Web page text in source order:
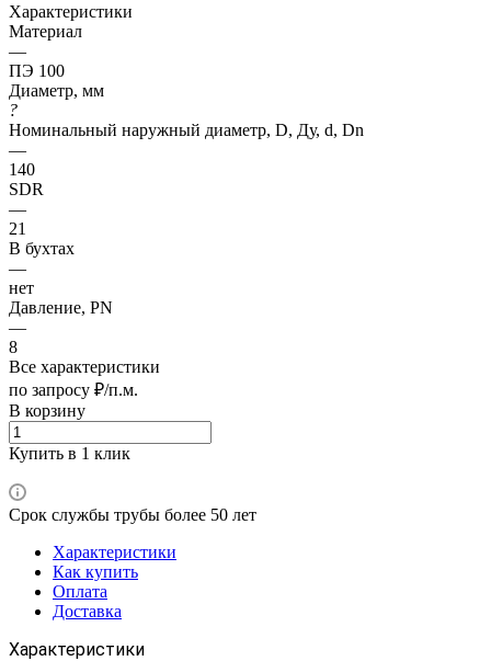
Характеристики
Материал
—
ПЭ 100
Диаметр, мм
?
Номинальный наружный диаметр, D, Ду, d, Dn
—
140
SDR
—
21
В бухтах
—
нет
Давление, PN
—
8
Все характеристики
по запросу ₽/п.м.
В корзину
Купить в 1 клик
Срок службы трубы более 50 лет
Характеристики
Как купить
Оплата
Доставка
Характеристики